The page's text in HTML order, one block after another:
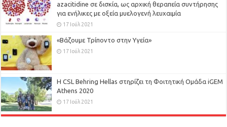
azacitidine σε δισκία, ως αρχική θεραπεία συντήρησης
για ενήλικες με οξεία μυελογενή λευχαιμία
17 Ιούλ 2021
«Βάζουμε Τρίποντο στην Υγεία»
17 Ιούλ 2021
H CSL Behring Hellas στηρίζει τη Φοιτητική Ομάδα iGEM
Athens 2020
17 Ιούλ 2021